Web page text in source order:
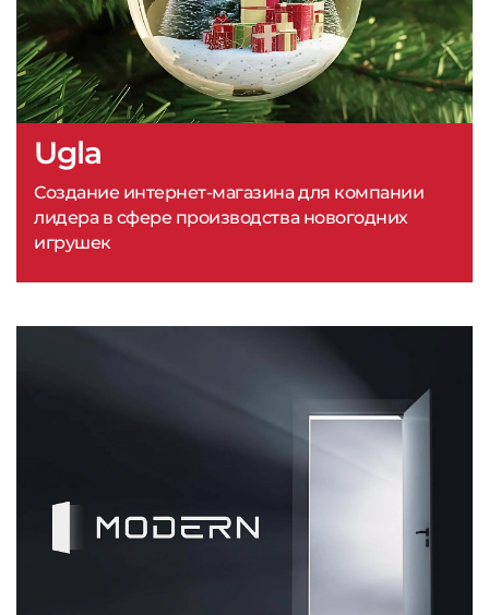
Ugla
Создание интернет-магазина для компании
лидера в сфере производства новогодних
игрушек